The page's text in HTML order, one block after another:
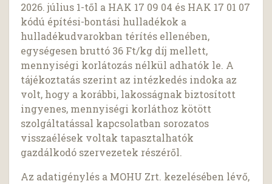
2026. július 1-től a HAK 17 09 04 és HAK 17 01 07
kódú építési-bontási hulladékok a
hulladékudvarokban térítés ellenében,
egységesen bruttó 36 Ft/kg díj mellett,
mennyiségi korlátozás nélkül adhatók le. A
tájékoztatás szerint az intézkedés indoka az
volt, hogy a korábbi, lakosságnak biztosított
ingyenes, mennyiségi korláthoz kötött
szolgáltatással kapcsolatban sorozatos
visszaélések voltak tapasztalhatók
gazdálkodó szervezetek részéről.
Az adatigénylés a MOHU Zrt. kezelésében lévő,